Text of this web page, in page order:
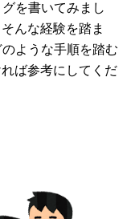
を書いてみまし
んな経験を踏ま
ような手順を踏む
ば参考にしてくだ